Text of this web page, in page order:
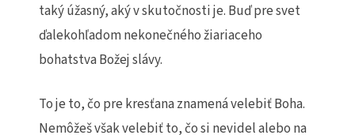
taký úžasný, aký v skutočnosti je. Buď pre svet
ďalekohľadom nekonečného žiariaceho
bohatstva Božej slávy.
To je to, čo pre kresťana znamená velebiť Boha.
Nemôžeš však velebiť to, čo si nevidel alebo na